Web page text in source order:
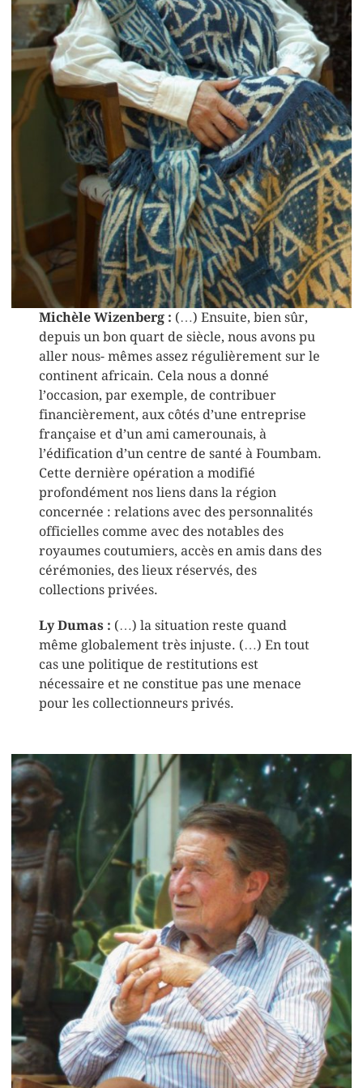
Michèle Wizenberg : (…) Ensuite, bien sûr,
depuis un bon quart de siècle, nous avons pu
aller nous- mêmes assez régulièrement sur le
continent africain. Cela nous a donné
l’occasion, par exemple, de contribuer
financièrement, aux côtés d’une entreprise
française et d’un ami camerounais, à
l’édification d’un centre de santé à Foumbam.
Cette dernière opération a modifié
profondément nos liens dans la région
concernée : relations avec des personnalités
officielles comme avec des notables des
royaumes coutumiers, accès en amis dans des
cérémonies, des lieux réservés, des
collections privées.
Ly Dumas : (…) la situation reste quand
même globalement très injuste. (…) En tout
cas une politique de restitutions est
nécessaire et ne constitue pas une menace
pour les collectionneurs privés.